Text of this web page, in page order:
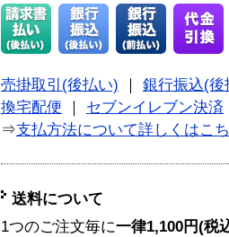
売掛取引(後払い)
銀行振込(後
換宅配便
セブンイレブン決済
⇒支払方法について詳しくはこ
送料について
1つのご注文毎に一律1,100円(税